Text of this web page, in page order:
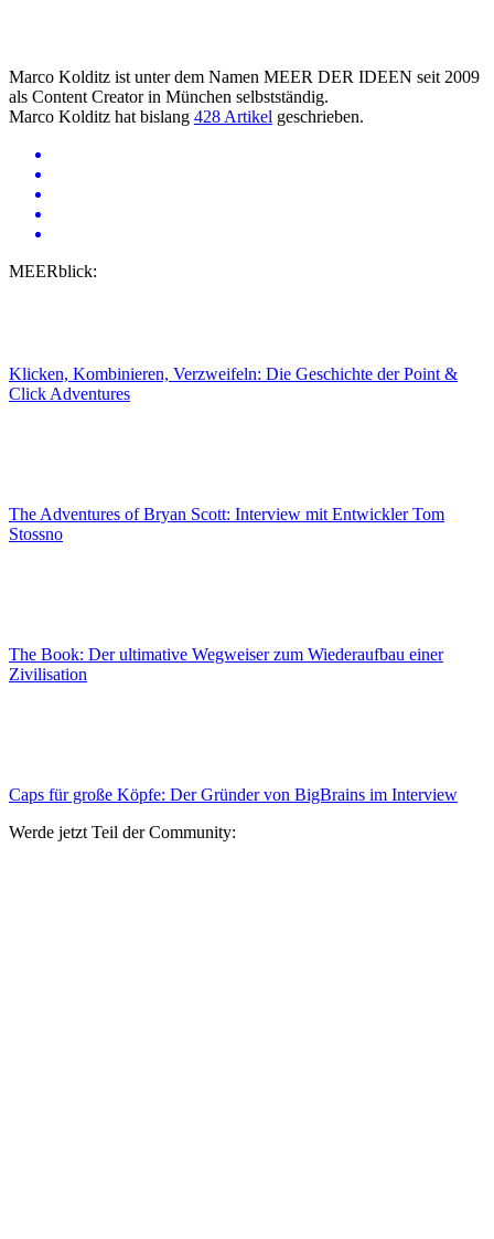
Marco Kolditz ist unter dem Namen MEER DER IDEEN seit 2009
als Content Creator in München selbstständig.
Marco Kolditz hat bislang 428 Artikel geschrieben.
MEERblick:
Klicken, Kombinieren, Verzweifeln: Die Geschichte der Point &
Click Adventures
The Adventures of Bryan Scott: Interview mit Entwickler Tom
Stossno
The Book: Der ultimative Wegweiser zum Wiederaufbau einer
Zivilisation
Caps für große Köpfe: Der Gründer von BigBrains im Interview
Werde jetzt Teil der Community: